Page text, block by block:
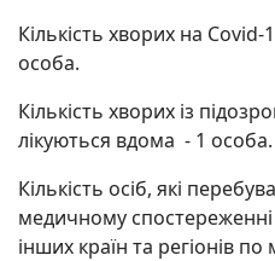
Кількість хворих на
особа.
Кількість хворих із
лікуються вдома - 1
Кількість осіб, які
медичному
інших країн та регіонів